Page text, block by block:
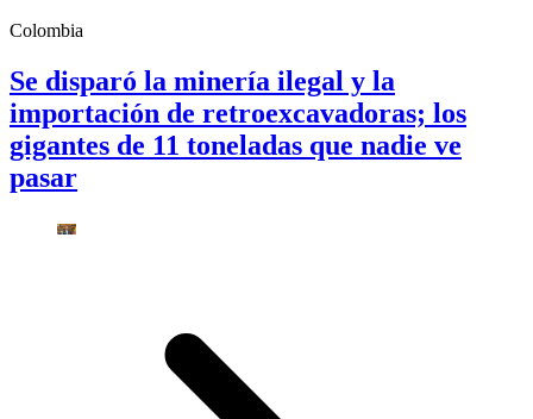
Colombia
Se disparó la minería ilegal y la
importación de retroexcavadoras; los
gigantes de 11 toneladas que nadie ve
pasar